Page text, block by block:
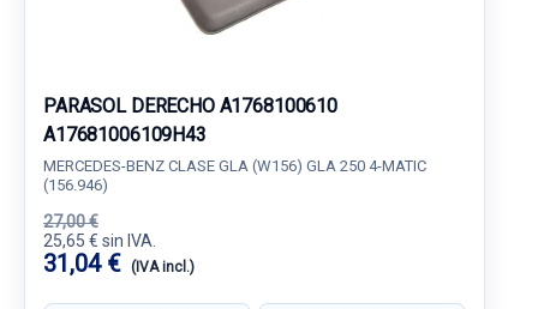
PARASOL DERECHO A1768100610
A17681006109H43
MERCEDES-BENZ CLASE GLA (W156) GLA 250 4-MATIC
(156.946)
27,00 €
25,65 € sin IVA.
31,04 € (IVA incl.)